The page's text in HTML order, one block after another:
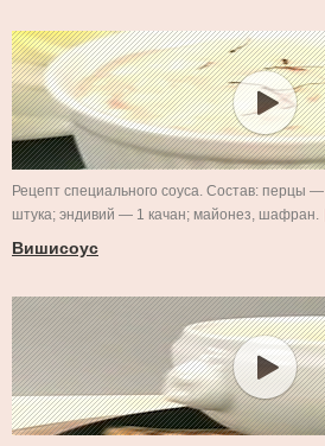
Рецепт специального соуса. Состав: перцы
штука; эндивий — 1 качан; майонез, шафран.
Вишисоус